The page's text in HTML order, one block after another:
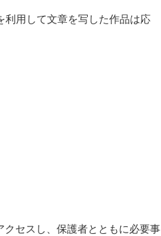
用して文章を写した作品は応
セスし、保護者とともに必要事